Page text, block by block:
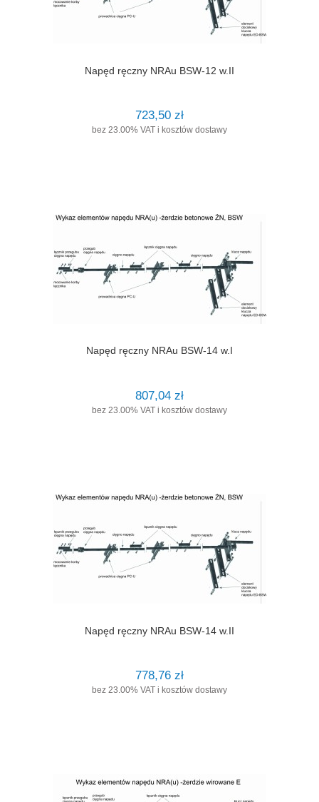
Napęd ręczny NRAu BSW-12 w.II
723,50 zł
bez 23.00% VAT i kosztów dostawy
Napęd ręczny NRAu BSW-14 w.I
807,04 zł
bez 23.00% VAT i kosztów dostawy
Napęd ręczny NRAu BSW-14 w.II
778,76 zł
bez 23.00% VAT i kosztów dostawy